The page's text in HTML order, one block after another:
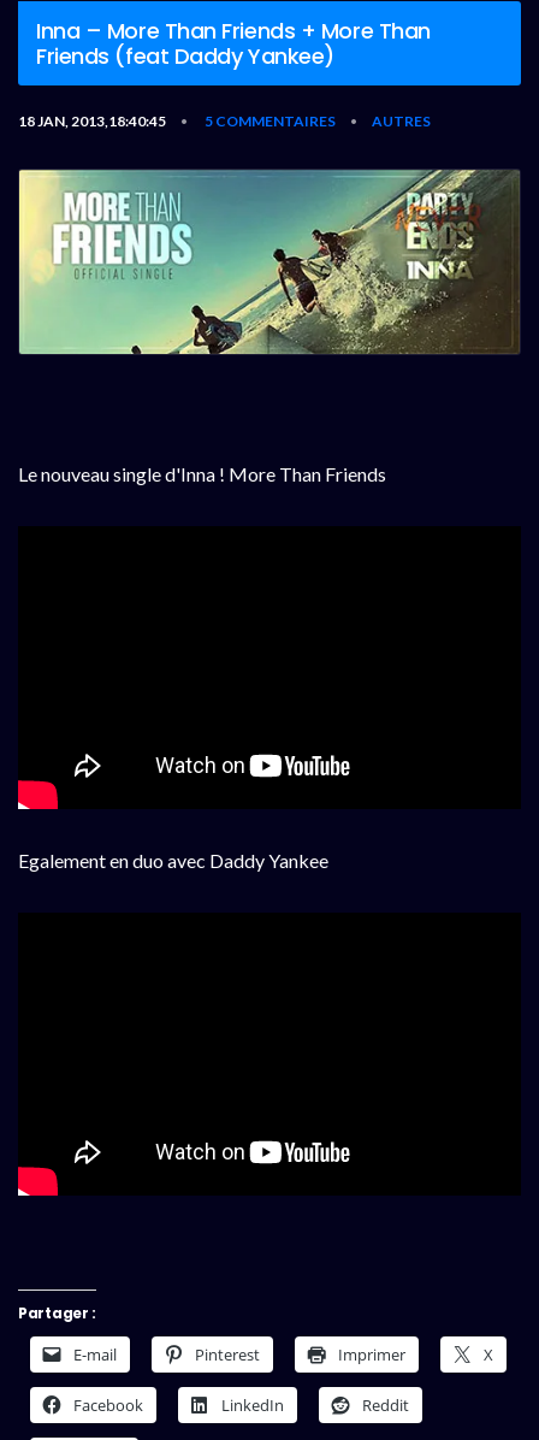
Inna – More Than Friends + More Than
Friends (feat Daddy Yankee)
18 JAN, 2013,18:40:45 • 5 COMMENTAIRES • AUTRES
Le nouveau single d'Inna ! More Than Friends
Egalement en duo avec Daddy Yankee
Partager :
E-mail Pinterest Imprimer X
Facebook LinkedIn Reddit